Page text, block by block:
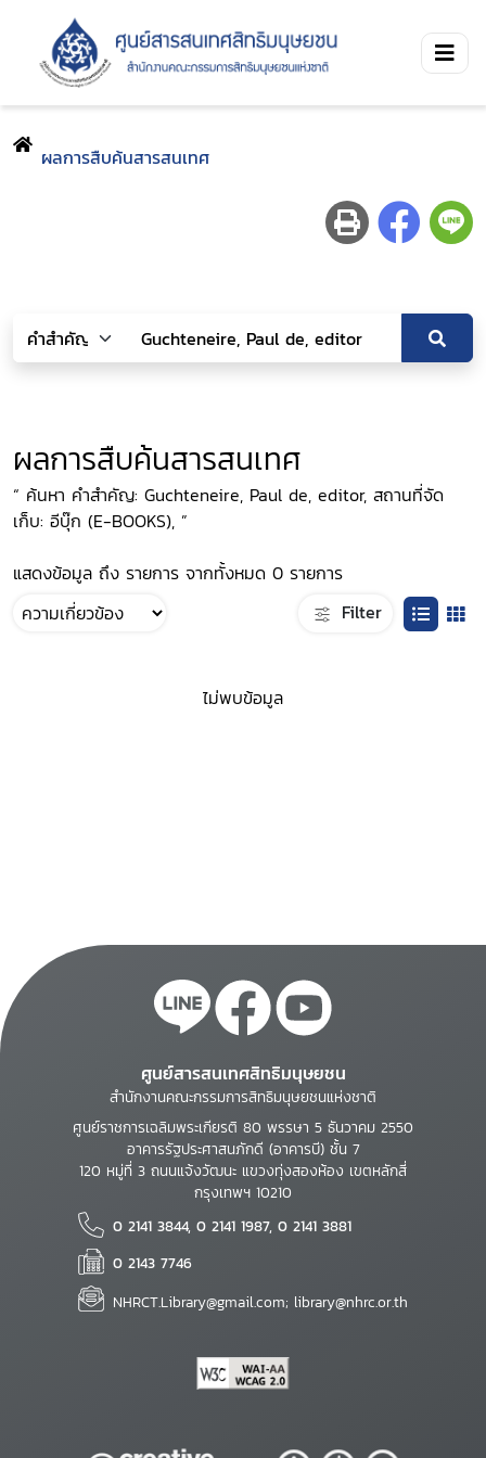
ผลการสืบค้นสารสนเทศ
ผลการสืบค้นสารสนเทศ
“ ค้นหา คำสำคัญ: Guchteneire, Paul de, editor, สถานที่จัด
เก็บ: อีบุ๊ก (E-BOOKS), ”
แสดงข้อมูล ถึง รายการ จากทั้งหมด 0 รายการ
Filter
ไม่พบข้อมูล
ศูนย์สารสนเทศสิทธิมนุษยชน
สำนักงานคณะกรรมการสิทธิมนุษยชนแห่งชาติ
ศูนย์ราชการเฉลิมพระเกียรติ 80 พรรษา 5 ธันวาคม 2550
อาคารรัฐประศาสนภักดี (อาคารบี) ชั้น 7
120 หมู่ที่ 3 ถนนแจ้งวัฒนะ แขวงทุ่งสองห้อง เขตหลักสี่
กรุงเทพฯ 10210
0 2141 3844, 0 2141 1987, 0 2141 3881
0 2143 7746
NHRCT.Library@gmail.com; library@nhrc.or.th